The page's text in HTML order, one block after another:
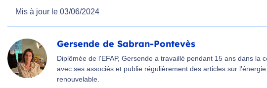
Mis à jour le 03/06/2024
Gersende de Sabran-Pontevès
Diplômée de l'EFAP, Gersende a travaillé pendant 15 ans dans
avec ses associés et publie régulièrement des articles sur
renouvelable.